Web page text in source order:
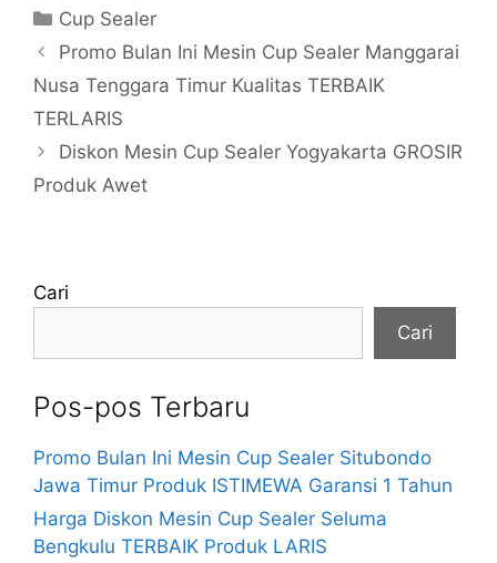
Kategori
Cup Sealer
Promo Bulan Ini Mesin Cup Sealer Manggarai
Nusa Tenggara Timur Kualitas TERBAIK
TERLARIS
Diskon Mesin Cup Sealer Yogyakarta GROSIR
Produk Awet
Cari
Cari
Pos-pos Terbaru
Promo Bulan Ini Mesin Cup Sealer Situbondo
Jawa Timur Produk ISTIMEWA Garansi 1 Tahun
Harga Diskon Mesin Cup Sealer Seluma
Bengkulu TERBAIK Produk LARIS